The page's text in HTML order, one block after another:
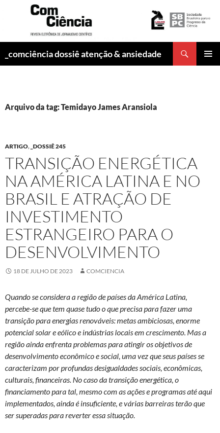
_comciência dossiê atenção & ansiedade
Arquivo da tag: Temidayo James Aransiola
ARTIGO, _DOSSIÊ 245
TRANSIÇÃO ENERGÉTICA
NA AMÉRICA LATINA E NO
BRASIL E ATRAÇÃO DE
INVESTIMENTO
ESTRANGEIRO PARA O
DESENVOLVIMENTO
18 DE JULHO DE 2023 COMCIENCIA
Quando se considera a região de países da América Latina,
percebe-se que tem quase tudo o que precisa para fazer uma
transição para energias renováveis: metas ambiciosas, enorme
potencial solar e eólico e indústrias locais em crescimento. Mas a
região ainda enfrenta problemas para atingir os objetivos de
desenvolvimento econômico e social, uma vez que seus países se
caracterizam por profundas desigualdades sociais, econômicas,
culturais, financeiras. No caso da transição energética, o
financiamento para tal, mesmo com as ações e programas até aqui
implementados, ainda é insuficiente, e várias barreiras terão que
ser superadas para reverter essa situação.